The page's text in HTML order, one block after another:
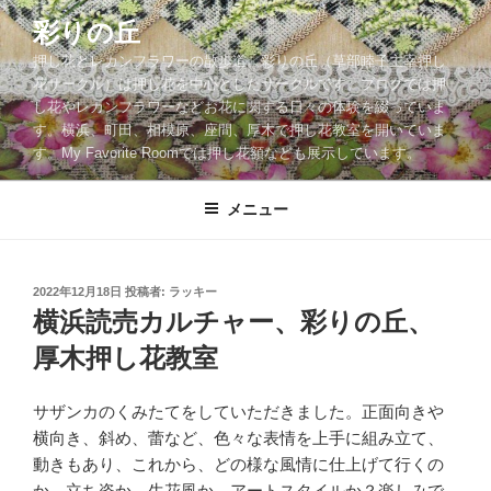
コ
ン
テ
ン
ツ
へ
ス
彩りの丘
押し花とレカンフラワーの散歩道。彩りの丘（草部睦子主宰押し
花サークル）は押し花を中心としたサークルです。ブログでは押
し花やレカンフラワーなどお花に関する日々の体験を綴っていま
す。横浜、町田、相模原、座間、厚木で押し花教室を開いていま
す。My Favorite Roomでは押し花額なども展示しています。
メニュー
投
稿
日:
2022年12月18日 投稿者: ラッキー
横浜読売カルチャー、彩りの丘、
厚木押し花教室
サザンカのくみたてをしていただきました。正面向きや
横向き、斜め、蕾など、色々な表情を上手に組み立て、
動きもあり、これから、どの様な風情に仕上げて行くの